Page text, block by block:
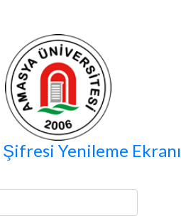
Şifresi Yenileme Ekranı